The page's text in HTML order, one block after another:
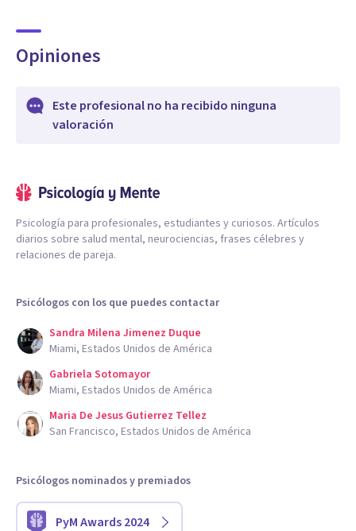
Opiniones
Este profesional no ha recibido ninguna
valoración
Psicología para profesionales, estudiantes y curiosos. Artículos
diarios sobre salud mental, neurociencias, frases célebres y
relaciones de pareja.
Psicólogos con los que puedes contactar
Sandra Milena Jimenez Duque
Miami, Estados Unidos de América
Gabriela Sotomayor
Miami, Estados Unidos de América
Maria De Jesus Gutierrez Tellez
San Francisco, Estados Unidos de América
Psicólogos nominados y premiados
PyM Awards 2024